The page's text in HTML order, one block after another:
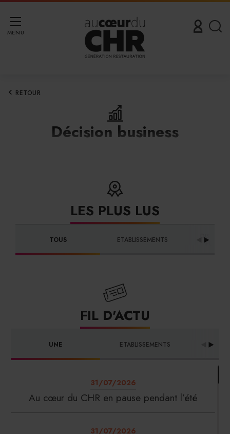
MENU
RETOUR
Décision business
LES PLUS LUS
TOUS ETABLISSEMENTS
FIL D'ACTU
UNE ETABLISSEMENTS
31/07/2026
Au cœur du CHR en pause pendant l’été
31/07/2026